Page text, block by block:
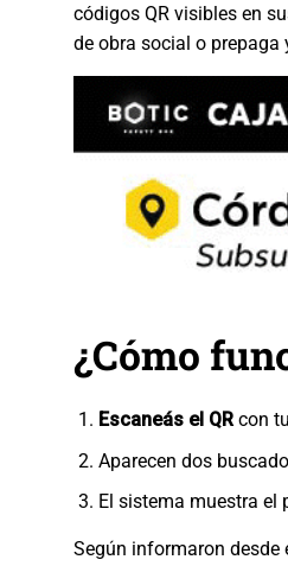
códigos QR visibles en
de obra social o
¿Cómo
Escaneás el QRcon
Aparecen dos
El sistema muestra el
Según informaron desde